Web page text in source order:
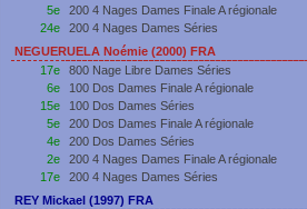
5e
200 4 Nages Dames Finale A régionale
24e
200 4 Nages Dames Séries
NEGUERUELA Noémie (2000) FRA
17e
800 Nage Libre Dames Séries
6e
100 Dos Dames Finale A régionale
15e
100 Dos Dames Séries
5e
200 Dos Dames Finale A régionale
4e
200 Dos Dames Séries
2e
200 4 Nages Dames Finale A régionale
17e
200 4 Nages Dames Séries
REY Mickael (1997) FRA